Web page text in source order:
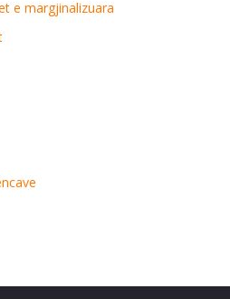
e margjinalizuara